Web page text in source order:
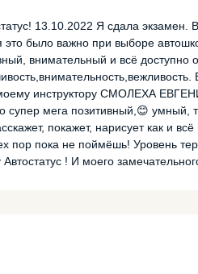
13.10.2022 Я сдала экзамен.
было важно при выборе
внимательный и всё доступно
инструктору СМОЛЕХА
супер мега позитивный,😊 умный,
покажет, нарисует как и
пор пока не поймёшь! Уровень
! И моего